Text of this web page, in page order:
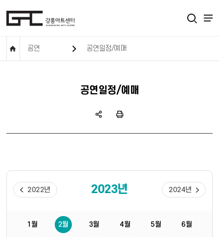
공연 공연일정/예매
공연일정/예매
2023년
2022년 2024년
1월 2월 3월 4월 5월 6월